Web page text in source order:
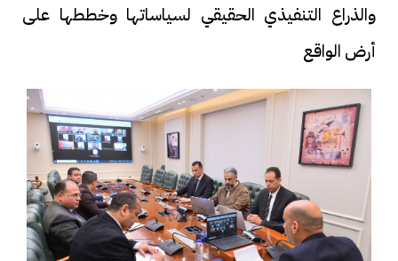
والذراع التنفيذي الحقيقي لسياساتها وخططها على
أرض الواقع